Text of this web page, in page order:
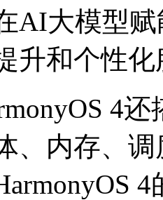
大模型赋
升和个性
4还
、内存、